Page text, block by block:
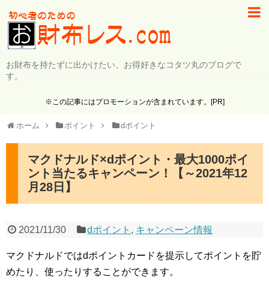
お財布を持たずに出かけたい、お得好きなコタツ丸のブログで
す。
※この記事にはプロモーションが含まれています。[PR]
ホーム ポイント dポイント
マクドナルド×dポイント・最大1000ポイ
ント当たるキャンペーン！【～2021年12
月28日】
2021/11/30 dポイント , キャンペーン情報
マクドナルドではdポイントカードを提示してポイントを貯
めたり、使ったりすることができます。